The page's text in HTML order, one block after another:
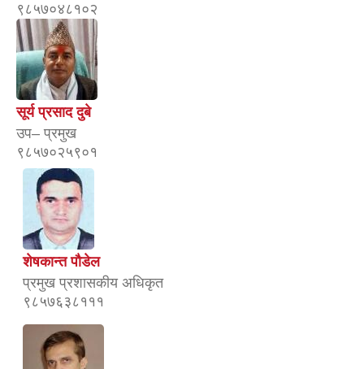
९८५७०४८१०२
सूर्य प्रसाद दुबे
उप– प्रमुख
९८५७०२५९०१
शेषकान्त पौडेल
प्रमुख प्रशासकीय अधिकृत
९८५७६३८१११